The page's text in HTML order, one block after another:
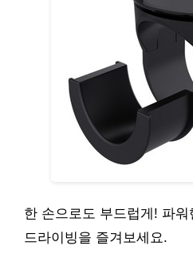
한 손으로도 부드럽게! 파
드라이빙을 즐겨보세요.